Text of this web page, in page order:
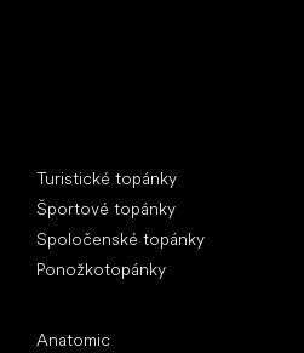
Turistické topánky
Športové topánky
Spoločenské topánky
Ponožkotopánky
Anatomic